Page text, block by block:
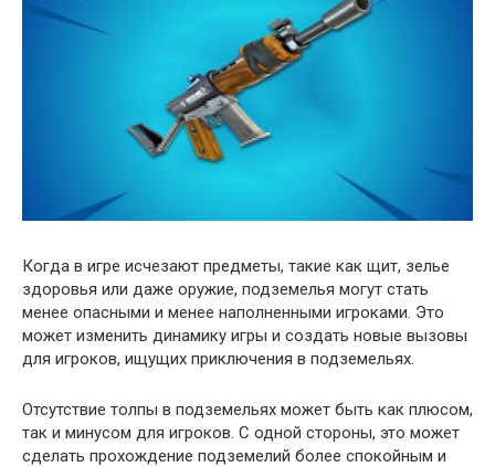
Когда в игре исчезают предметы, такие как щит, зелье
здоровья или даже оружие, подземелья могут стать
менее опасными и менее наполненными игроками. Это
может изменить динамику игры и создать новые вызовы
для игроков, ищущих приключения в подземельях.
Отсутствие толпы в подземельях может быть как плюсом,
так и минусом для игроков. С одной стороны, это может
сделать прохождение подземелий более спокойным и